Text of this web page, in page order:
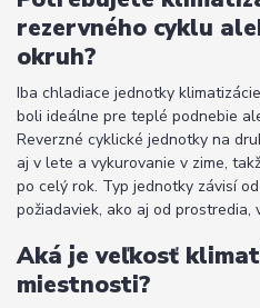
rezervného cyklu
okruh?
Iba chladiace jednotky
boli ideálne pre teplé podnebie
Reverzné cyklické jednotky na
aj v lete a vykurovanie v zime,
po celý rok. Typ jednotky závisí
požiadaviek, ako aj od prostredia,
Aká je veľkosť
miestnosti?